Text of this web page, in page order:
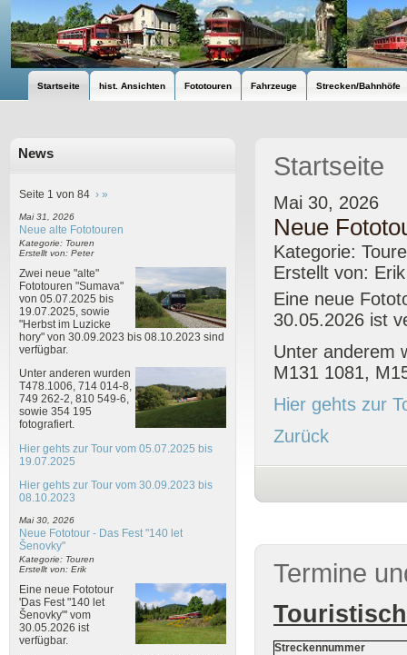
Startseite hist. Ansichten Fototouren Fahrzeuge Strecken/Bahnhöfe
News
Seite 1 von 84 › »
Mai 31, 2026
Neue alte Fototouren
Kategorie: Touren
Erstellt von: Peter
Zwei neue "alte"
Fototouren "Sumava"
von 05.07.2025 bis
19.07.2025, sowie
"Herbst im Luzicke
hory" von 30.09.2023 bis 08.10.2023 sind
verfügbar.
Unter anderen wurden
T478.1006, 714 014-8,
749 262-2, 810 549-6,
sowie 354 195
fotografiert.
Hier gehts zur Tour vom 05.07.2025 bis
19.07.2025
Hier gehts zur Tour vom 30.09.2023 bis
08.10.2023
Mai 30, 2026
Neue Fototour - Das Fest "140 let
Šenovky"
Kategorie: Touren
Erstellt von: Erik
Eine neue Fototour
'Das Fest "140 let
Šenovky"' vom
30.05.2026 ist
verfügbar.
Startseite
Mai 30, 2026
Neue
Kategorie:
Erstellt von:
Eine neue
30.05.2026 ist
Unter anderem
M131 1081,
Hier gehts zur
Zurück
Termine
Streckennummer